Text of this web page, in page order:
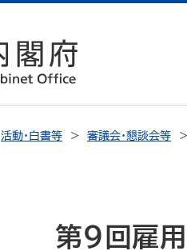
活動・白書等 審議会・懇談会等
第９回雇